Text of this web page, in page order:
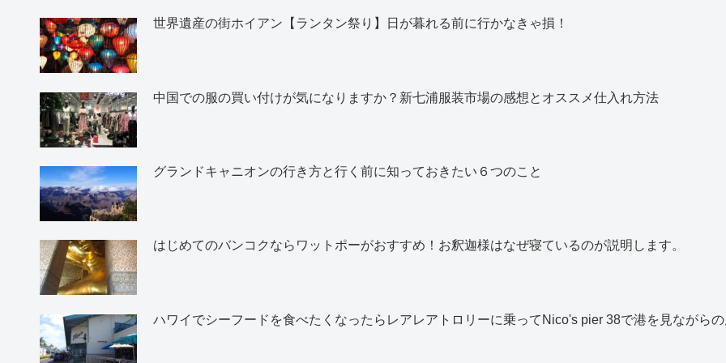
世界遺産の街ホイアン【ランタン祭り】日が暮れる前に行かなきゃ損！
中国での服の買い付けが気になりますか？新七浦服装市場の感想とオススメ仕入れ方法
グランドキャニオンの行き方と行く前に知っておきたい６つのこと
はじめてのバンコクならワットポーがおすすめ！お釈迦様はなぜ寝ているのが説明します。
ハワイでシーフードを食べたくなったらレアレアトロリーに乗ってNico's pier 38で港を見ながらの